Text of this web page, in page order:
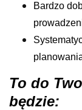
Bardzo
To do
będzie: